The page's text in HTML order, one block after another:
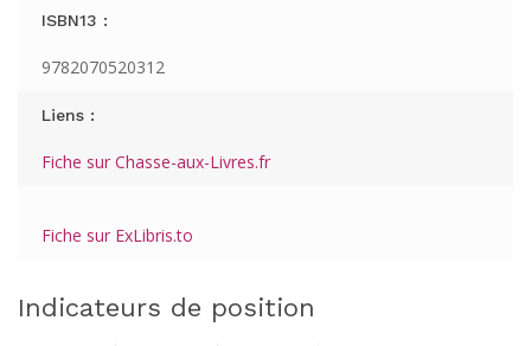
ISBN13 :
9782070520312
Liens :
Fiche sur Chasse-aux-Livres.fr
Fiche sur ExLibris.to
Indicateurs de position